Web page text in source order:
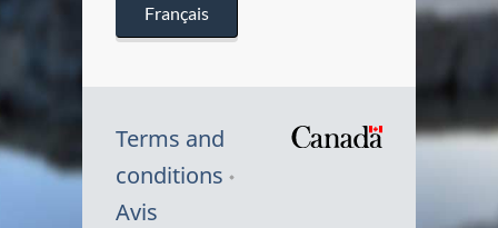
Français
Terms and
conditions
Avis